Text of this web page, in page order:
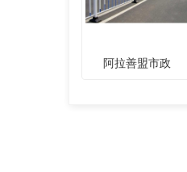
阿拉善盟市政